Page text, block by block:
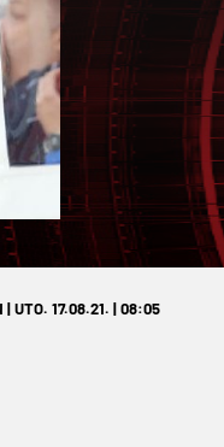
UTO. 17.08.21. | 08:05